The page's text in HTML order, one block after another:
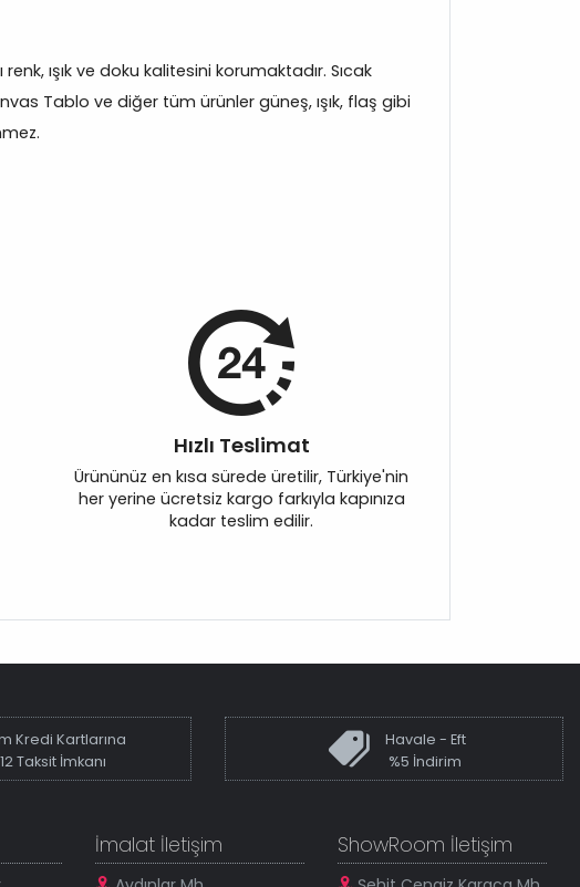
renk, ışık ve doku kalitesini korumaktadır. Sıcak
Tablo ve diğer tüm ürünler güneş, ışık, flaş gibi
Hızlı Teslimat
Ürününüz en kısa sürede üretilir, Türkiye'nin
her yerine ücretsiz kargo farkıyla kapınıza
kadar teslim edilir.
Kredi Kartlarına
12 Taksit İmkanı
Havale - Eft
%5 İndirim
İmalat İletişim ShowRoom İletişim